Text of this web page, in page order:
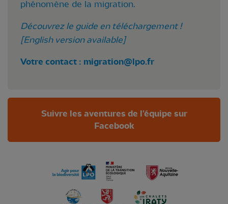
phénomène de la migration.
Découvrez le guide en téléchargement !
[English version available]
Votre contact : migration@lpo.fr
Suivre les aventures de l'équipe sur
Facebook